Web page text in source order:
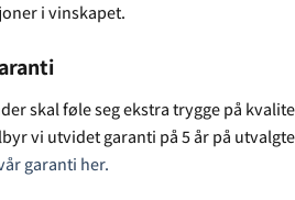
i vinskapet.
skal føle seg ekstra trygge på
vi utvidet garanti på 5 år på
garanti her.